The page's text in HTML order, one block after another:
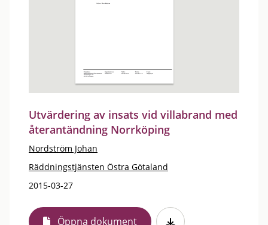
Utvärdering av insats vid villabrand med
återantändning Norrköping
Nordström Johan
Räddningstjänsten Östra Götaland
2015-03-27
Öppna dokument